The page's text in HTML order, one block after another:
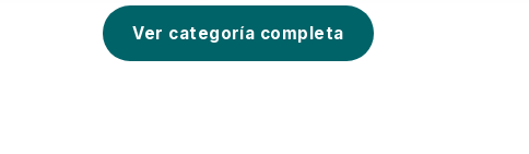
Ver categoría completa